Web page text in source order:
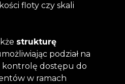
floty czy skali
strukturę
podział na
kontrolę dostępu do
w ramach